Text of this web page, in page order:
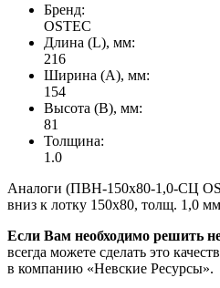
Бренд:
OSTEC
Длина (L), мм:
216
Ширина (А), мм:
154
Высота (В), мм:
81
Толщина:
1.0
Аналоги (ПВН-150х80-1,0-СЦ
вниз к лотку 150х80, толщ. 1,0
Если Вам необходимо решить
всегда можете сделать это
в компанию «Невские Ресурсы».